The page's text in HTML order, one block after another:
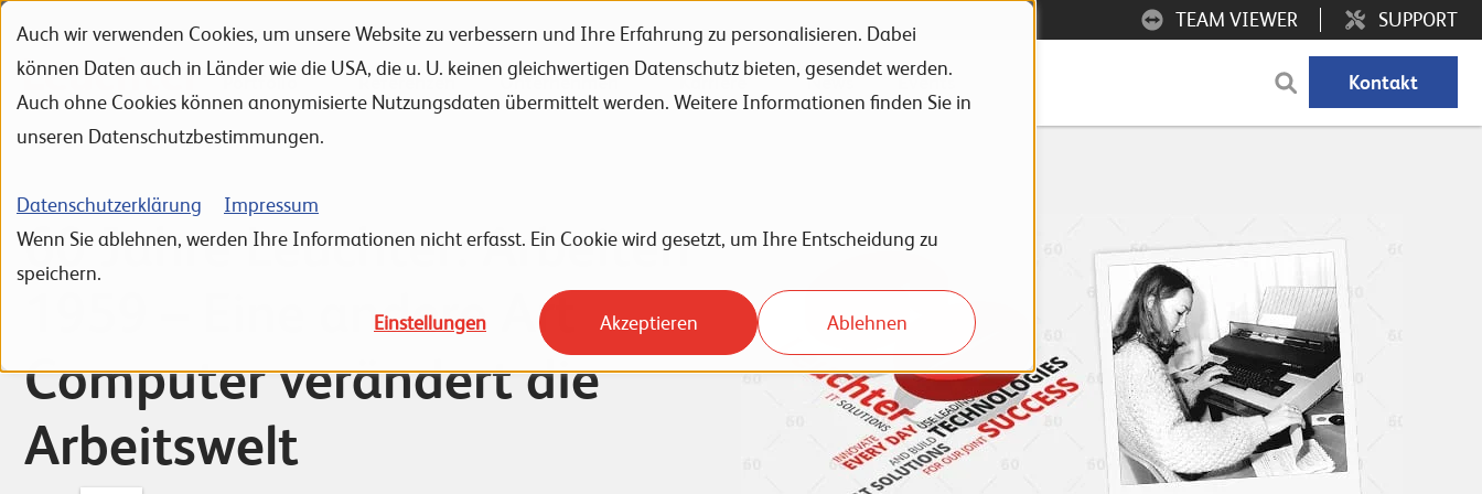
Auch wir verwenden Cookies, um unsere Website zu verbessern und Ihre Erfahrung zu personalisieren. Dabei
können Daten auch in Länder wie die USA, die u. U. keinen gleichwertigen Datenschutz bieten, gesendet werden.
Auch ohne Cookies können anonymisierte Nutzungsdaten übermittelt werden. Weitere Informationen finden Sie in
unseren Datenschutzbestimmungen.
Datenschutzerklärung
Impressum
Wenn Sie ablehnen, werden Ihre Informationen nicht erfasst. Ein Cookie wird gesetzt, um Ihre Entscheidung zu
speichern.
Einstellungen Akzeptieren Ablehnen
Portfolio
Referenzen Unternehmen Karriere News Events Kontakt
SUPPORT
TEAM VIEWER
60 Jahre Leuchter: Arbeiten
1959 – Eine andere Art
Computer verändert die
Arbeitswelt